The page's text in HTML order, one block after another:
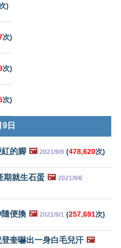
)
次)
次)
次)
日
的腳 🖼️ 2021/9/9 (478,620次)
期就生石蛋 🖼️ 2021/9/6
隨便換 🖼️ 2021/9/1 (257,691次)
奎嚇出一身白毛兒汗 🖼️